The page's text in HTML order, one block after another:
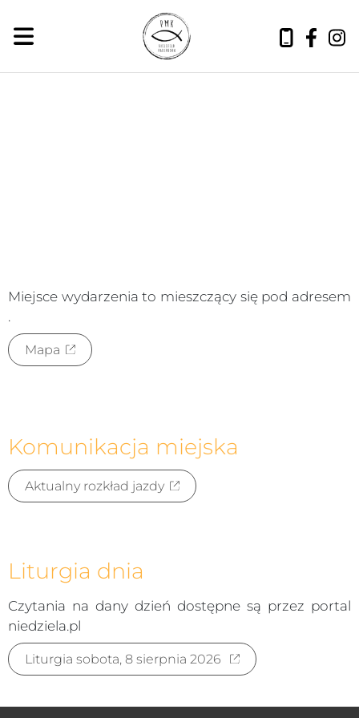
Miejsce wydarzenia to mieszczący się pod adresem
.
Mapa
Komunikacja miejska
Aktualny rozkład jazdy
Liturgia dnia
Czytania na dany dzień dostępne są przez portal
niedziela.pl
Liturgia sobota, 8 sierpnia 2026